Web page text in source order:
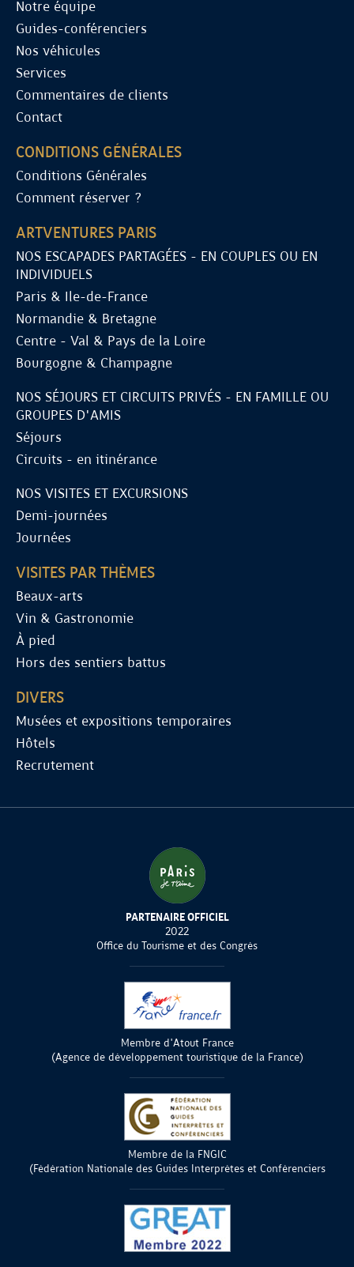
Notre équipe
Guides-conférenciers
Nos véhicules
Services
Commentaires de clients
Contact
CONDITIONS GÉNÉRALES
Conditions Générales
Comment réserver ?
ARTVENTURES PARIS
NOS ESCAPADES PARTAGÉES - EN COUPLES OU EN
INDIVIDUELS
Paris & Ile-de-France
Normandie & Bretagne
Centre - Val & Pays de la Loire
Bourgogne & Champagne
NOS SÉJOURS ET CIRCUITS PRIVÉS - EN FAMILLE OU
GROUPES D'AMIS
Séjours
Circuits - en itinérance
NOS VISITES ET EXCURSIONS
Demi-journées
Journées
VISITES PAR THÈMES
Beaux-arts
Vin & Gastronomie
À pied
Hors des sentiers battus
DIVERS
Musées et expositions temporaires
Hôtels
Recrutement
PARTENAIRE OFFICIEL
2022
Office du Tourisme et des Congrès
Membre d'Atout France
(Agence de développement touristique de la France)
Membre de la FNGIC
(Fédération Nationale des Guides Interprètes et Conférenciers